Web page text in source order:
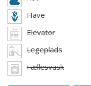
Have
Elevator
Legeplads
Fællesvask